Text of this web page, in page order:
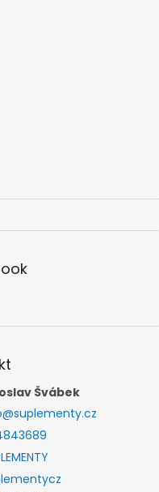
Švábek
@suplementy.cz